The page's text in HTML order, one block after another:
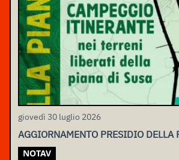
giovedì 30 luglio 2026
AGGIORNAMENTO PRESIDIO DELLA
NOTAV